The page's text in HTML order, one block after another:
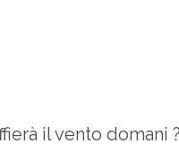
il vento domani ?